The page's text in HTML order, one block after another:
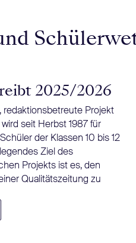
2025/2026
redaktionsbetreute Projekt
seit Herbst 1987 für
der Klassen 10 bis 12
Ziel des
Projekts ist es, den
Qualitätszeitung zu